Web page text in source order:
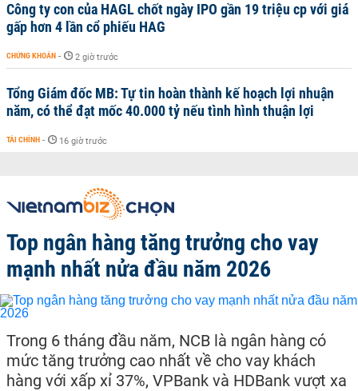
Công ty con của HAGL chốt ngày IPO gần 19 triệu cp với giá
gấp hơn 4 lần cổ phiếu HAG
CHỨNG KHOÁN - 2 giờ trước
Tổng Giám đốc MB: Tự tin hoàn thành kế hoạch lợi nhuận
năm, có thể đạt mốc 40.000 tỷ nếu tình hình thuận lợi
TÀI CHÍNH - 16 giờ trước
Top ngân hàng tăng trưởng cho vay
mạnh nhất nửa đầu năm 2026
Trong 6 tháng đầu năm, NCB là ngân hàng có
mức tăng trưởng cao nhất về cho vay khách
hàng với xấp xỉ 37%, VPBank và HDBank vượt xa